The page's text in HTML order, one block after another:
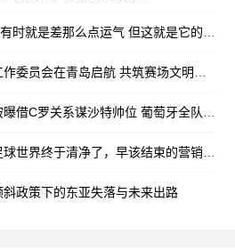
就是差那么点运气 但这就是它的魅力所在
员会在青岛启航 共筑赛场文明新生态
C罗关系谋沙特帅位 葡萄牙全队离心离德
世界终于清净了，早该结束的营销闹剧
政策下的东亚失落与未来出路